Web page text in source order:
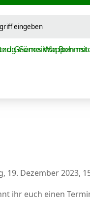
19. Dezember 2023,
ihr euch einen